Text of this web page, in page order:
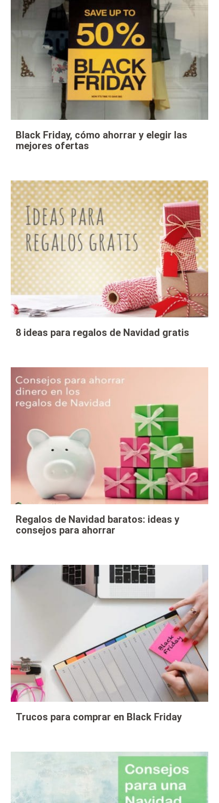
Black Friday, cómo ahorrar y elegir las
mejores ofertas
8 ideas para regalos de Navidad gratis
Regalos de Navidad baratos: ideas y
consejos para ahorrar
Trucos para comprar en Black Friday